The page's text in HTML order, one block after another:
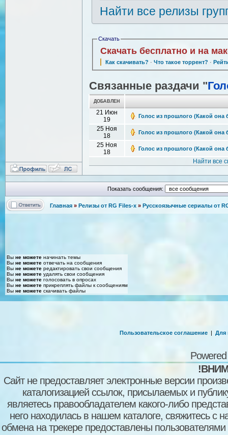
Найти все релизы
Скачать
Скачать бесплатно и на
Как скачивать? · Что такое торрент? ·
Связанные раздачи "
ДОБАВЛЕН
21 Июн
19
Голос из прошлого (Какой она
25 Ноя
18
Голос из прошлого (Какой она
25 Ноя
18
Голос из прошлого (Какой она
Найти все
Показать сообщения:
Главная » Релизы от RG Files-x » Русскоязычные сериалы от
Вы не можете начинать темы
Вы не можете отвечать на сообщения
Вы не можете редактировать свои сообщения
Вы не можете удалять свои сообщения
Вы не можете голосовать в опросах
Вы не можете прикреплять файлы к сообщениям
Вы не можете скачивать файлы
Пользовательское соглашение | Для
Сайт не предоставляет электронные версии
каталогизацией ссылок, присылаемых и
являетесь правообладателем какого-либо
него находилась в нашем каталоге, свяжитесь
обмена на трекере предоставлены пользователями